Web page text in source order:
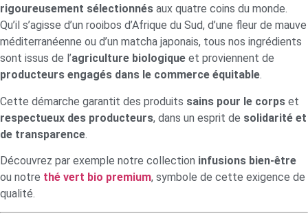
rigoureusement sélectionnés aux quatre coins du monde.
Qu’il s’agisse d’un rooibos d’Afrique du Sud, d’une fleur de mauve
méditerranéenne ou d’un matcha japonais, tous nos ingrédients
sont issus de l’agriculture biologique et proviennent de
producteurs engagés dans le commerce équitable.
Cette démarche garantit des produits sains pour le corps et
respectueux des producteurs, dans un esprit de solidarité et
de transparence.
Découvrez par exemple notre collection infusions bien-être
ou notre thé vert bio premium, symbole de cette exigence de
qualité.